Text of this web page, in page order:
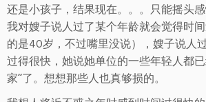
还是小孩子，结果现在。。。只能摇头感
我对嫂子说人过了某个年龄就会觉得时
的是40岁，不过嘴里没说），嫂子说人
过得很快，她说她单位的一些年轻人都
家”了。想想那些人也真够损的。